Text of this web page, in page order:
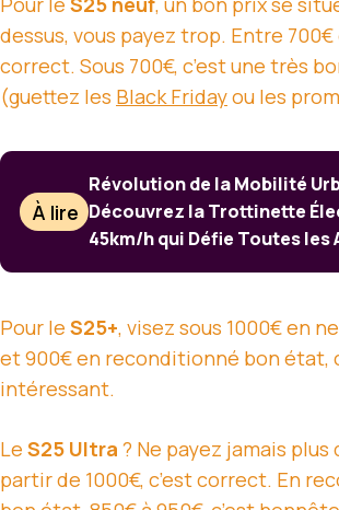
dessus, vous payez trop. Entre 700€
correct. Sous 700€, c’est une très
(guettez les Black Fridayou les
À lire
Révolution de la Mobilité
Découvrez la Trottinette
45km/h qui Défie Toutes les
Pour le S25+, visez sous 1000€ en
et 900€ en reconditionné bon état,
intéressant.
Le S25 Ultra ? Ne payez jamais plus
partir de 1000€, c’est correct. En